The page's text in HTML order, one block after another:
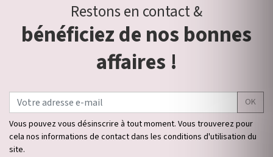
Restons en contact &
bénéficiez de nos bonnes
affaires !
OK
Vous pouvez vous désinscrire à tout moment. Vous trouverez pour
cela nos informations de contact dans les conditions d'utilisation du
site.